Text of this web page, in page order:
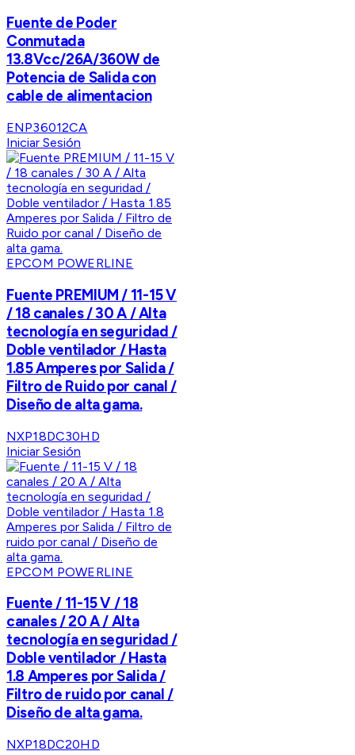
Fuente de Poder
Conmutada
13.8Vcc/26A/360W de
Potencia de Salida con
cable de alimentacion
ENP36012CA
Iniciar Sesión
EPCOM POWERLINE
Fuente PREMIUM / 11-15 V
/ 18 canales / 30 A / Alta
tecnología en seguridad /
Doble ventilador / Hasta
1.85 Amperes por Salida /
Filtro de Ruido por canal /
Diseño de alta gama.
NXP18DC30HD
Iniciar Sesión
EPCOM POWERLINE
Fuente / 11-15 V / 18
canales / 20 A / Alta
tecnología en seguridad /
Doble ventilador / Hasta
1.8 Amperes por Salida /
Filtro de ruido por canal /
Diseño de alta gama.
NXP18DC20HD